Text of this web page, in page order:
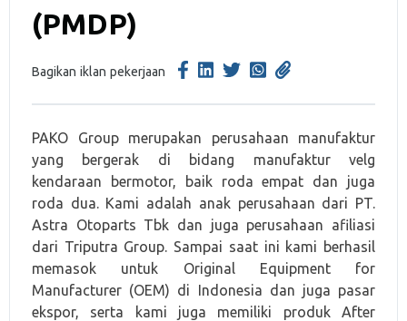
(PMDP)
Bagikan iklan pekerjaan
PAKO Group merupakan perusahaan manufaktur
yang bergerak di bidang manufaktur velg
kendaraan bermotor, baik roda empat dan juga
roda dua. Kami adalah anak perusahaan dari PT.
Astra Otoparts Tbk dan juga perusahaan afiliasi
dari Triputra Group. Sampai saat ini kami berhasil
memasok untuk Original Equipment for
Manufacturer (OEM) di Indonesia dan juga pasar
ekspor, serta kami juga memiliki produk After